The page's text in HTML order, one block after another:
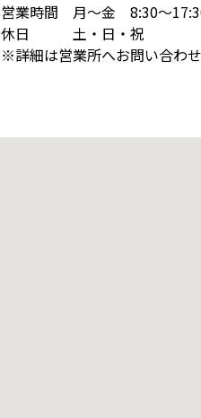
営業時間 月～金 8:30～
休日 土・日・祝
※詳細は営業所へお問い合わせ